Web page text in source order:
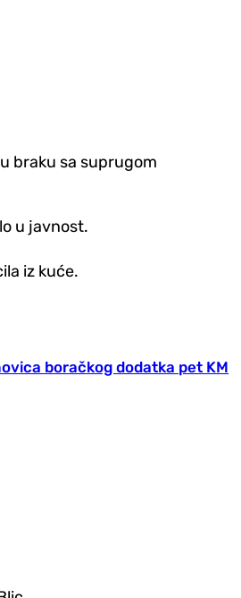
braku sa suprugom
u javnost.
iz kuće.
boračkog dodatka pet KM